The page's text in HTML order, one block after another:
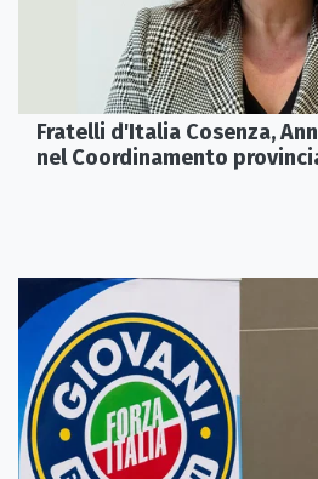
Fratelli d'Italia Cosenza,
nel Coordinamento